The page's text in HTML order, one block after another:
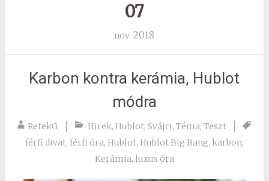
07
nov 2018
Karbon kontra kerámia, Hublot
módra
RetekG Hirek,Hublot,Svájci,Téma,Teszt
férfi divat, férfi óra, Hublot, Hublot Big Bang, karbon,
Kerámia, luxus óra